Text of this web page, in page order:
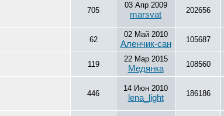
705
03 Апр 2009
marsvat 202656
62
02 Май 2010
Аленчик-сан 105687
119
22 Мар 2015
Медянка 108560
446
14 Июн 2010
lena_light 186186